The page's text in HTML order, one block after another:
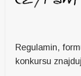
Regulamin,
konkursu